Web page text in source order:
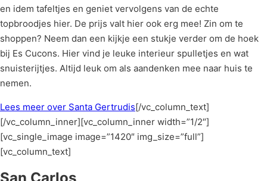
en idem tafeltjes en geniet vervolgens van de echte
topbroodjes hier. De prijs valt hier ook erg mee! Zin om te
shoppen? Neem dan een kijkje een stukje verder om de hoek
bij Es Cucons. Hier vind je leuke interieur spulletjes en wat
snuisterijtjes. Altijd leuk om als aandenken mee naar huis te
nemen.
Lees meer over Santa Gertrudis[/vc_column_text]
[/vc_column_inner][vc_column_inner width=”1/2″]
[vc_single_image image=”1420″ img_size=”full”]
[vc_column_text]